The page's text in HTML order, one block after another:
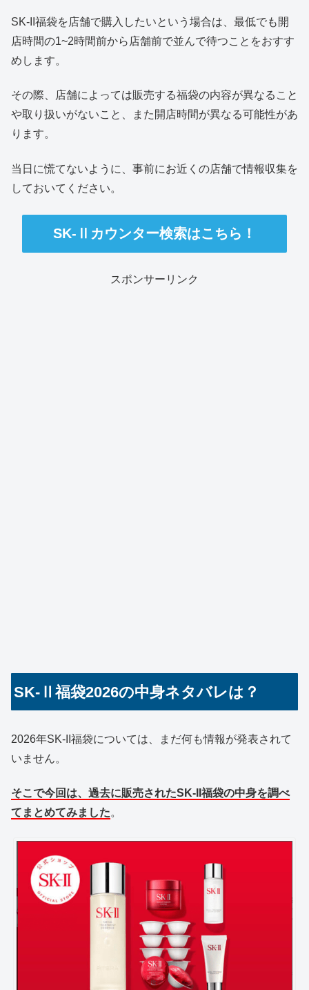
SK-II福袋を店舗で購入したいという場合は、最低でも開
店時間の1~2時間前から店舗前で並んで待つことをおすす
めします。
その際、店舗によっては販売する福袋の内容が異なること
や取り扱いがないこと、また開店時間が異なる可能性があ
ります。
当日に慌てないように、事前にお近くの店舗で情報収集を
しておいてください。
SK-Ⅱカウンター検索はこちら！
スポンサーリンク
SK-Ⅱ福袋2026の中身ネタバレは？
2026年SK-II福袋については、まだ何も情報が発表されて
いません。
そこで今回は、過去に販売されたSK-II福袋の中身を調べ
てまとめてみました。